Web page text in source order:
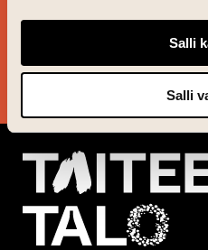
Salli
Salli
NEWSLETTER!
YES, PLEASE!